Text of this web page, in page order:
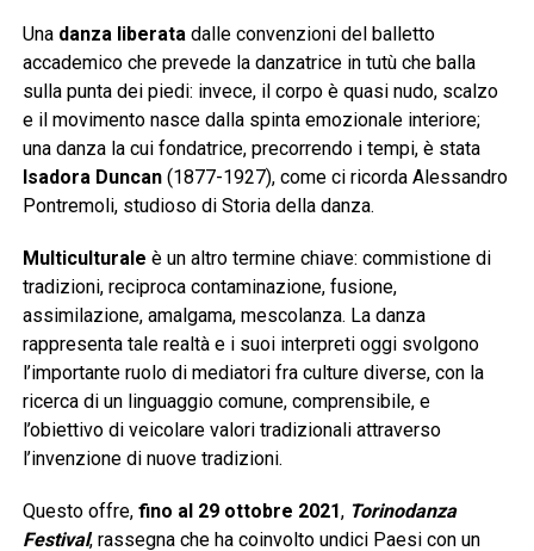
Una danza liberatadalle convenzioni del balletto
accademico che prevede la danzatrice in tutù che balla
sulla punta dei piedi: invece, il corpo è quasi nudo, scalzo
e il movimento nasce dalla spinta emozionale interiore;
una danza la cui fondatrice, precorrendo i tempi, è stata
Isadora Duncan(1877-1927), come ci ricorda Alessandro
Pontremoli, studioso di Storia della danza.
Multiculturale è un altro termine chiave: commistione di
tradizioni, reciproca contaminazione, fusione,
assimilazione, amalgama, mescolanza. La danza
rappresenta tale realtà e i suoi interpreti oggi svolgono
l’importante ruolo di mediatori fra culture diverse, con la
ricerca di un linguaggio comune, comprensibile, e
l’obiettivo di veicolare valori tradizionali attraverso
l’invenzione di nuove tradizioni.
Questo offre, fino al 29 ottobre 2021, Torinodanza
Festival, rassegna che ha coinvolto undici Paesi con un